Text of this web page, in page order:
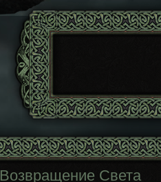
Возвращение Света